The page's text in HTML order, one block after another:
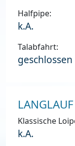
Halfpipe:
k.A.
Talabfahrt:
geschlossen
Klassische
k.A.